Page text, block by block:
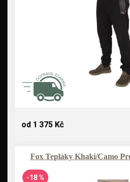
od 1 375 Kč
Fox Tepláky Khaki/Camo
-18 %